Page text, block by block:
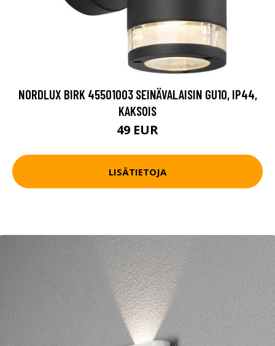
NORDLUX BIRK 45501003 SEINÄVALAISIN GU10, IP44,
KAKSOIS
49 EUR
LISÄTIETOJA